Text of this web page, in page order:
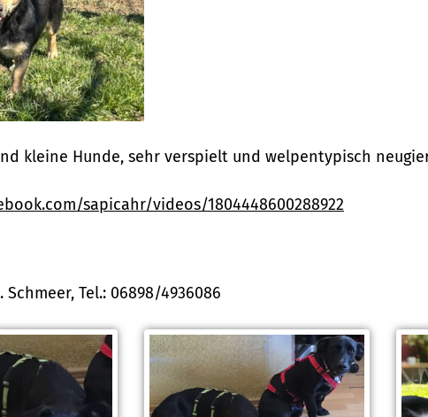
kleine Hunde, sehr verspielt und welpentypisch
sapicahr/videos/1804448600288922
Schmeer, Tel.: 06898/4936086